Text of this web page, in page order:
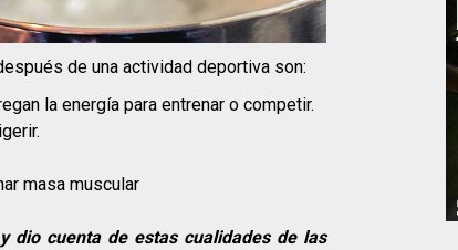
de una actividad deportiva son:
la energía para entrenar o competir.
masa muscular
dio cuenta de estas cualidades de las